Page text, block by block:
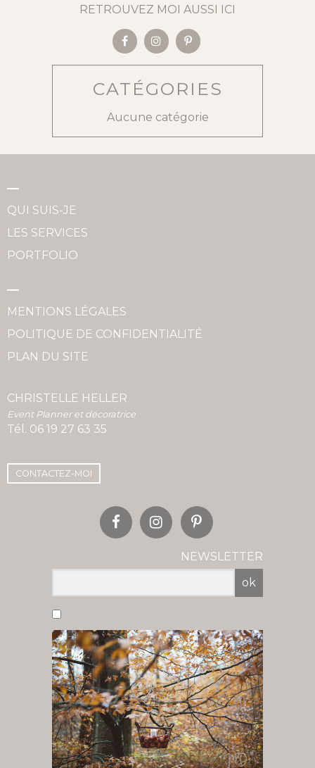
RETROUVEZ MOI AUSSI ICI
CATÉGORIES
Aucune catégorie
QUI SUIS-JE
LES SERVICES
PORTFOLIO
MENTIONS LÉGALES
POLITIQUE DE CONFIDENTIALITÉ
PLAN DU SITE
CHRISTELLE HELLER
Event Planner et décoratrice
Tél. 06 19 27 63 35
CONTACTEZ-MOI
NEWSLETTER
ok